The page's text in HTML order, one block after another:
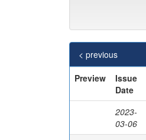
< previous
Preview
Issue
Date
2023-
03-06